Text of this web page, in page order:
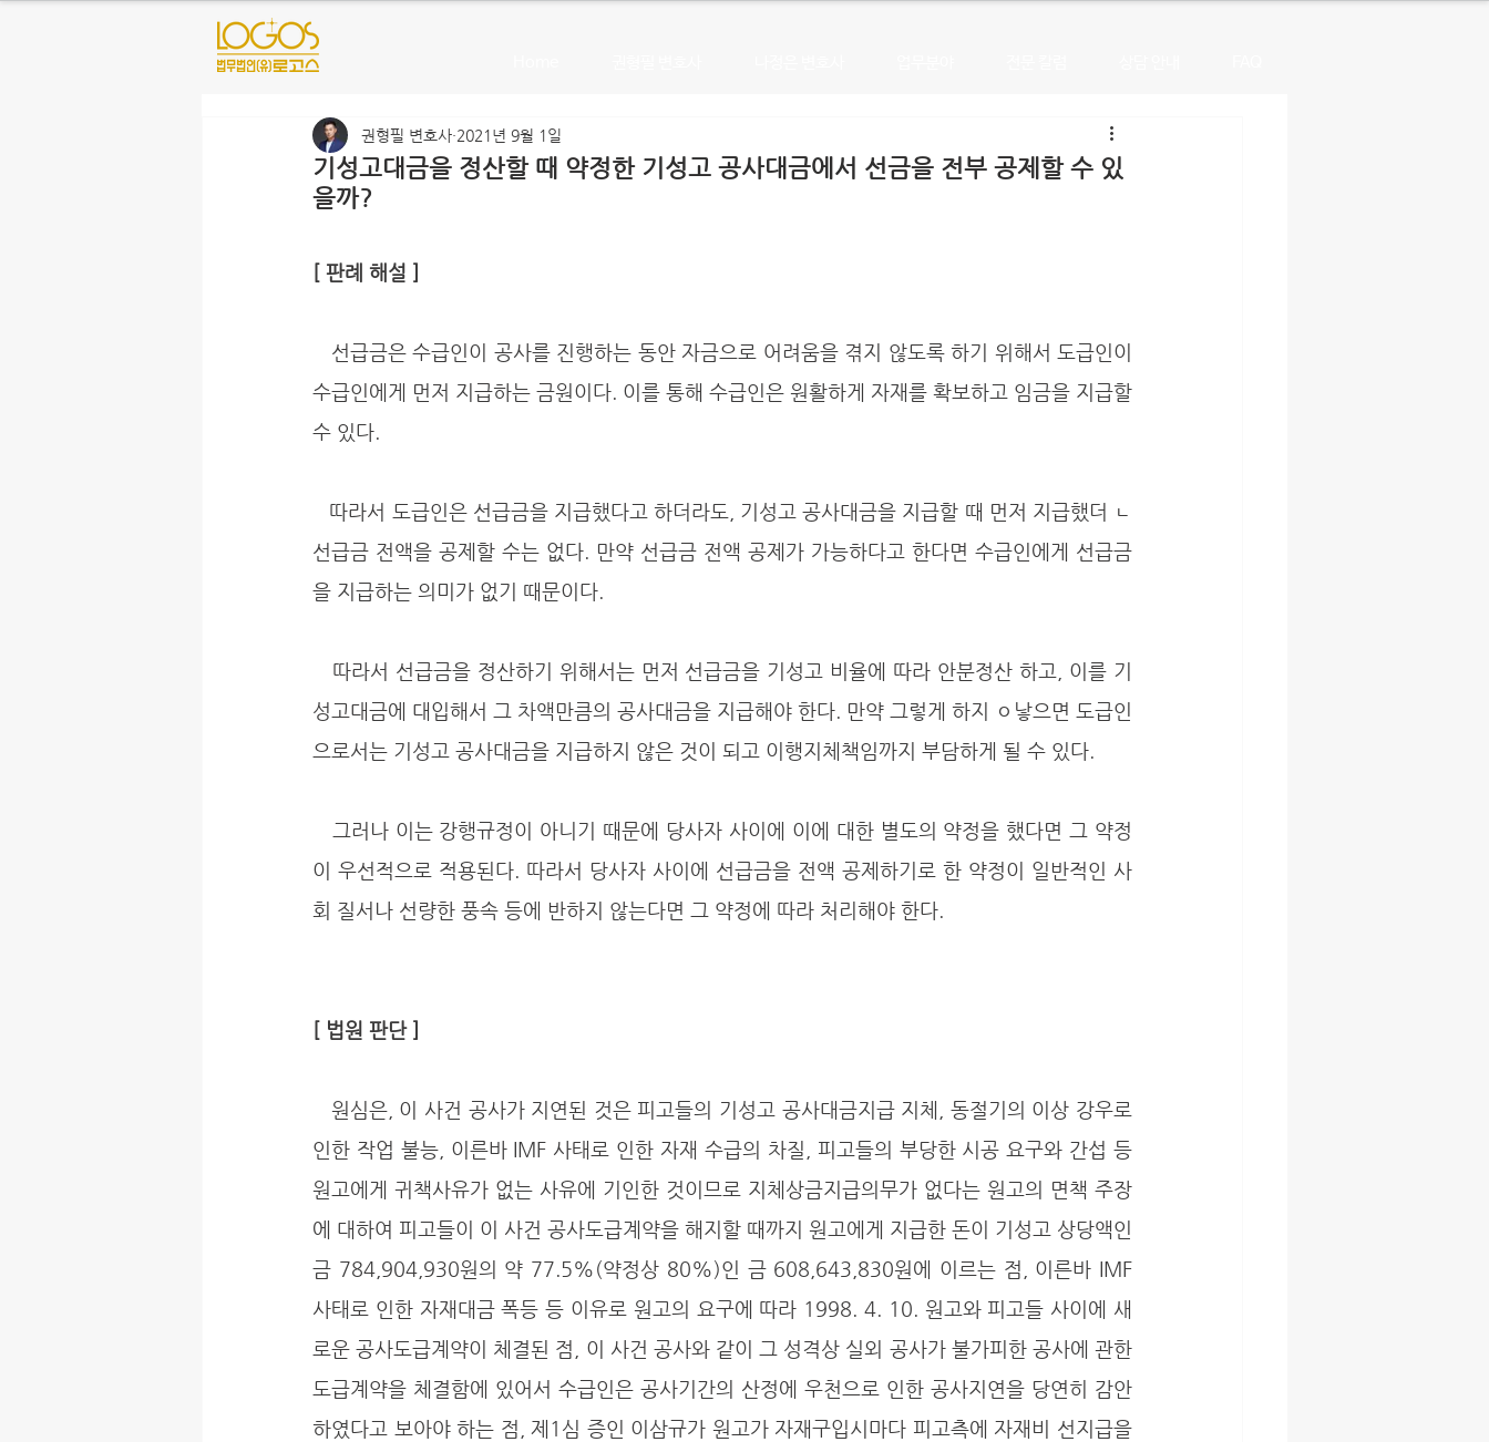
기성고대금을 정산할 때 약정한 기성고 공사대금에서 선금을 전부 공제할 수 있
을까?
권형필 변호사 2021년 9월 1일
[ 판례 해설 ]
수급인에게 먼저 지급하는 금원이다. 이를 통해 수급인은 원활하게 자재를 확보하고 임금을 지급할
수 있다.
선급금 전액을 공제할 수는 없다. 만약 선급금 전액 공제가 가능하다고 한다면 수급인에게 선급금
을 지급하는 의미가 없기 때문이다.
성고대금에 대입해서 그 차액만큼의 공사대금을 지급해야 한다. 만약 그렇게 하지 ㅇ낳으면 도급인
으로서는 기성고 공사대금을 지급하지 않은 것이 되고 이행지체책임까지 부담하게 될 수 있다.
이 우선적으로 적용된다. 따라서 당사자 사이에 선급금을 전액 공제하기로 한 약정이 일반적인 사
회 질서나 선량한 풍속 등에 반하지 않는다면 그 약정에 따라 처리해야 한다.
[ 법원 판단 ]
인한 작업 불능, 이른바 IMF 사태로 인한 자재 수급의 차질, 피고들의 부당한 시공 요구와 간섭 등
원고에게 귀책사유가 없는 사유에 기인한 것이므로 지체상금지급의무가 없다는 원고의 면책 주장
에 대하여 피고들이 이 사건 공사도급계약을 해지할 때까지 원고에게 지급한 돈이 기성고 상당액인
금 784,904,930원의 약 77.5%(약정상 80%)인 금 608,643,830원에 이르는 점, 이른바 IMF
사태로 인한 자재대금 폭등 등 이유로 원고의 요구에 따라 1998. 4. 10. 원고와 피고들 사이에 새
로운 공사도급계약이 체결된 점, 이 사건 공사와 같이 그 성격상 실외 공사가 불가피한 공사에 관한
도급계약을 체결함에 있어서 수급인은 공사기간의 산정에 우천으로 인한 공사지연을 당연히 감안
하였다고 보아야 하는 점, 제1심 증인 이삼규가 원고가 자재구입시마다 피고측에 자재비 선지급을